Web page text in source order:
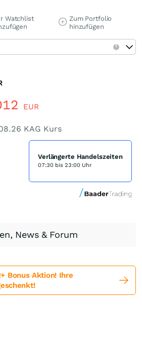
Watchlist
Zum Portfolio
hinzufügen
EUR
KAG Kurs
Verlängerte Handelszeiten
07:30 bis 23:00 Uhr
News & Forum
Bonus Aktion! Ihre